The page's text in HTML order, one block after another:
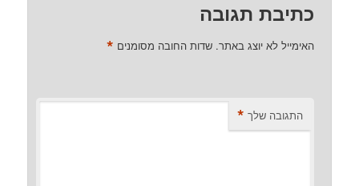
כתיבת תגובה
האימייל לא יוצג באתר. שדות החובה מסומנים *
התגובה שלך *